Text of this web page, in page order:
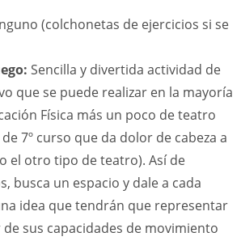
(colchonetas de ejercicios si se
Sencilla y divertida actividad de
que se puede realizar en la mayoría
Física más un poco de teatro
7º curso que da dolor de cabeza a
el otro tipo de teatro). Así de
busca un espacio y dale a cada
idea que tendrán que representar
sus capacidades de movimiento